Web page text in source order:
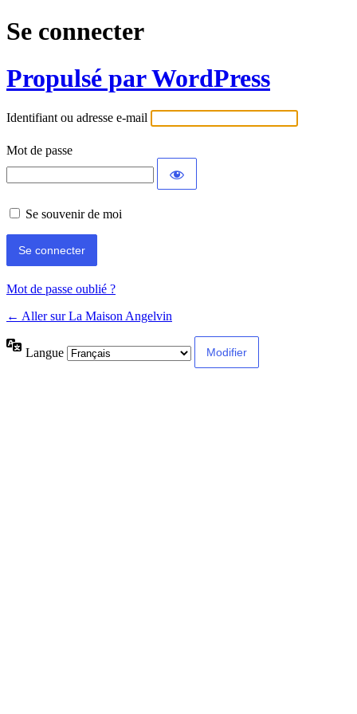
Se connecter
Propulsé par WordPress
Identifiant ou adresse e-mail
Mot de passe
Se souvenir de moi
Mot de passe oublié ?
← Aller sur La Maison Angelvin
Langue